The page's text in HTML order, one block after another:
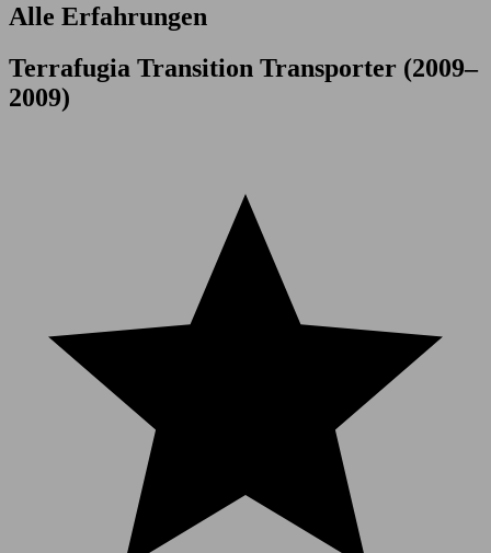
Alle Erfahrungen
Terrafugia Transition Transporter (2009–
2009)